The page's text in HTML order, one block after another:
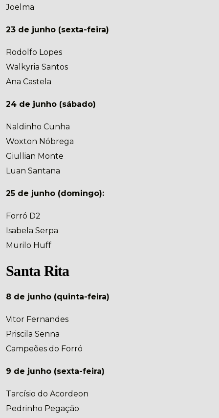
Joelma
23 de junho (sexta-feira)
Rodolfo Lopes
Walkyria Santos
Ana Castela
24 de junho (sábado)
Naldinho Cunha
Woxton Nóbrega
Giullian Monte
Luan Santana
25 de junho (domingo):
Forró D2
Isabela Serpa
Murilo Huff
Santa Rita
8 de junho (quinta-feira)
Vitor Fernandes
Priscila Senna
Campeões do Forró
9 de junho (sexta-feira)
Tarcísio do Acordeon
Pedrinho Pegação